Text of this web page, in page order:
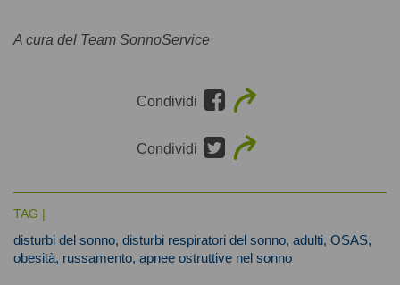
A cura del Team SonnoService
Condividi
Condividi
TAG |
disturbi del sonno, disturbi respiratori del sonno, adulti, OSAS,
obesità, russamento, apnee ostruttive nel sonno